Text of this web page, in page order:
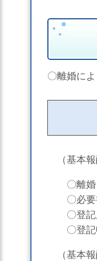
〇離婚に
（基本報
〇離婚（
〇必要書
〇登記原
〇登記申
（基本報